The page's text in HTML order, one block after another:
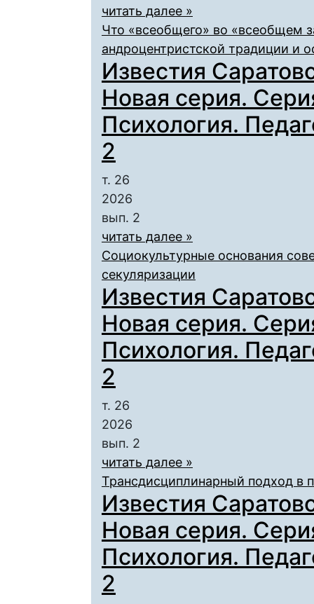
читать далее »
Что «всеобщего» во «всеобщем
андроцентристской традиции и
Известия
Новая серия.
Психология.
2
т. 26
2026
вып. 2
читать далее »
Социокультурные основания
секуляризации
Известия
Новая серия.
Психология.
2
т. 26
2026
вып. 2
читать далее »
Трансдисциплинарный подход в
Известия
Новая серия.
Психология.
2